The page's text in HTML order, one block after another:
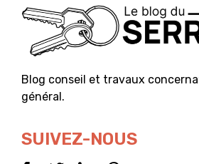
Blog conseil et travaux
général.
SUIVEZ-NOUS